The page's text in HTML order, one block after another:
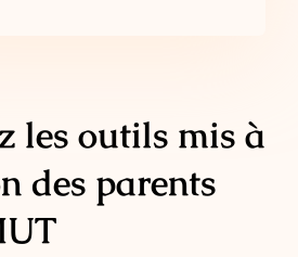
les outils mis à
des parents